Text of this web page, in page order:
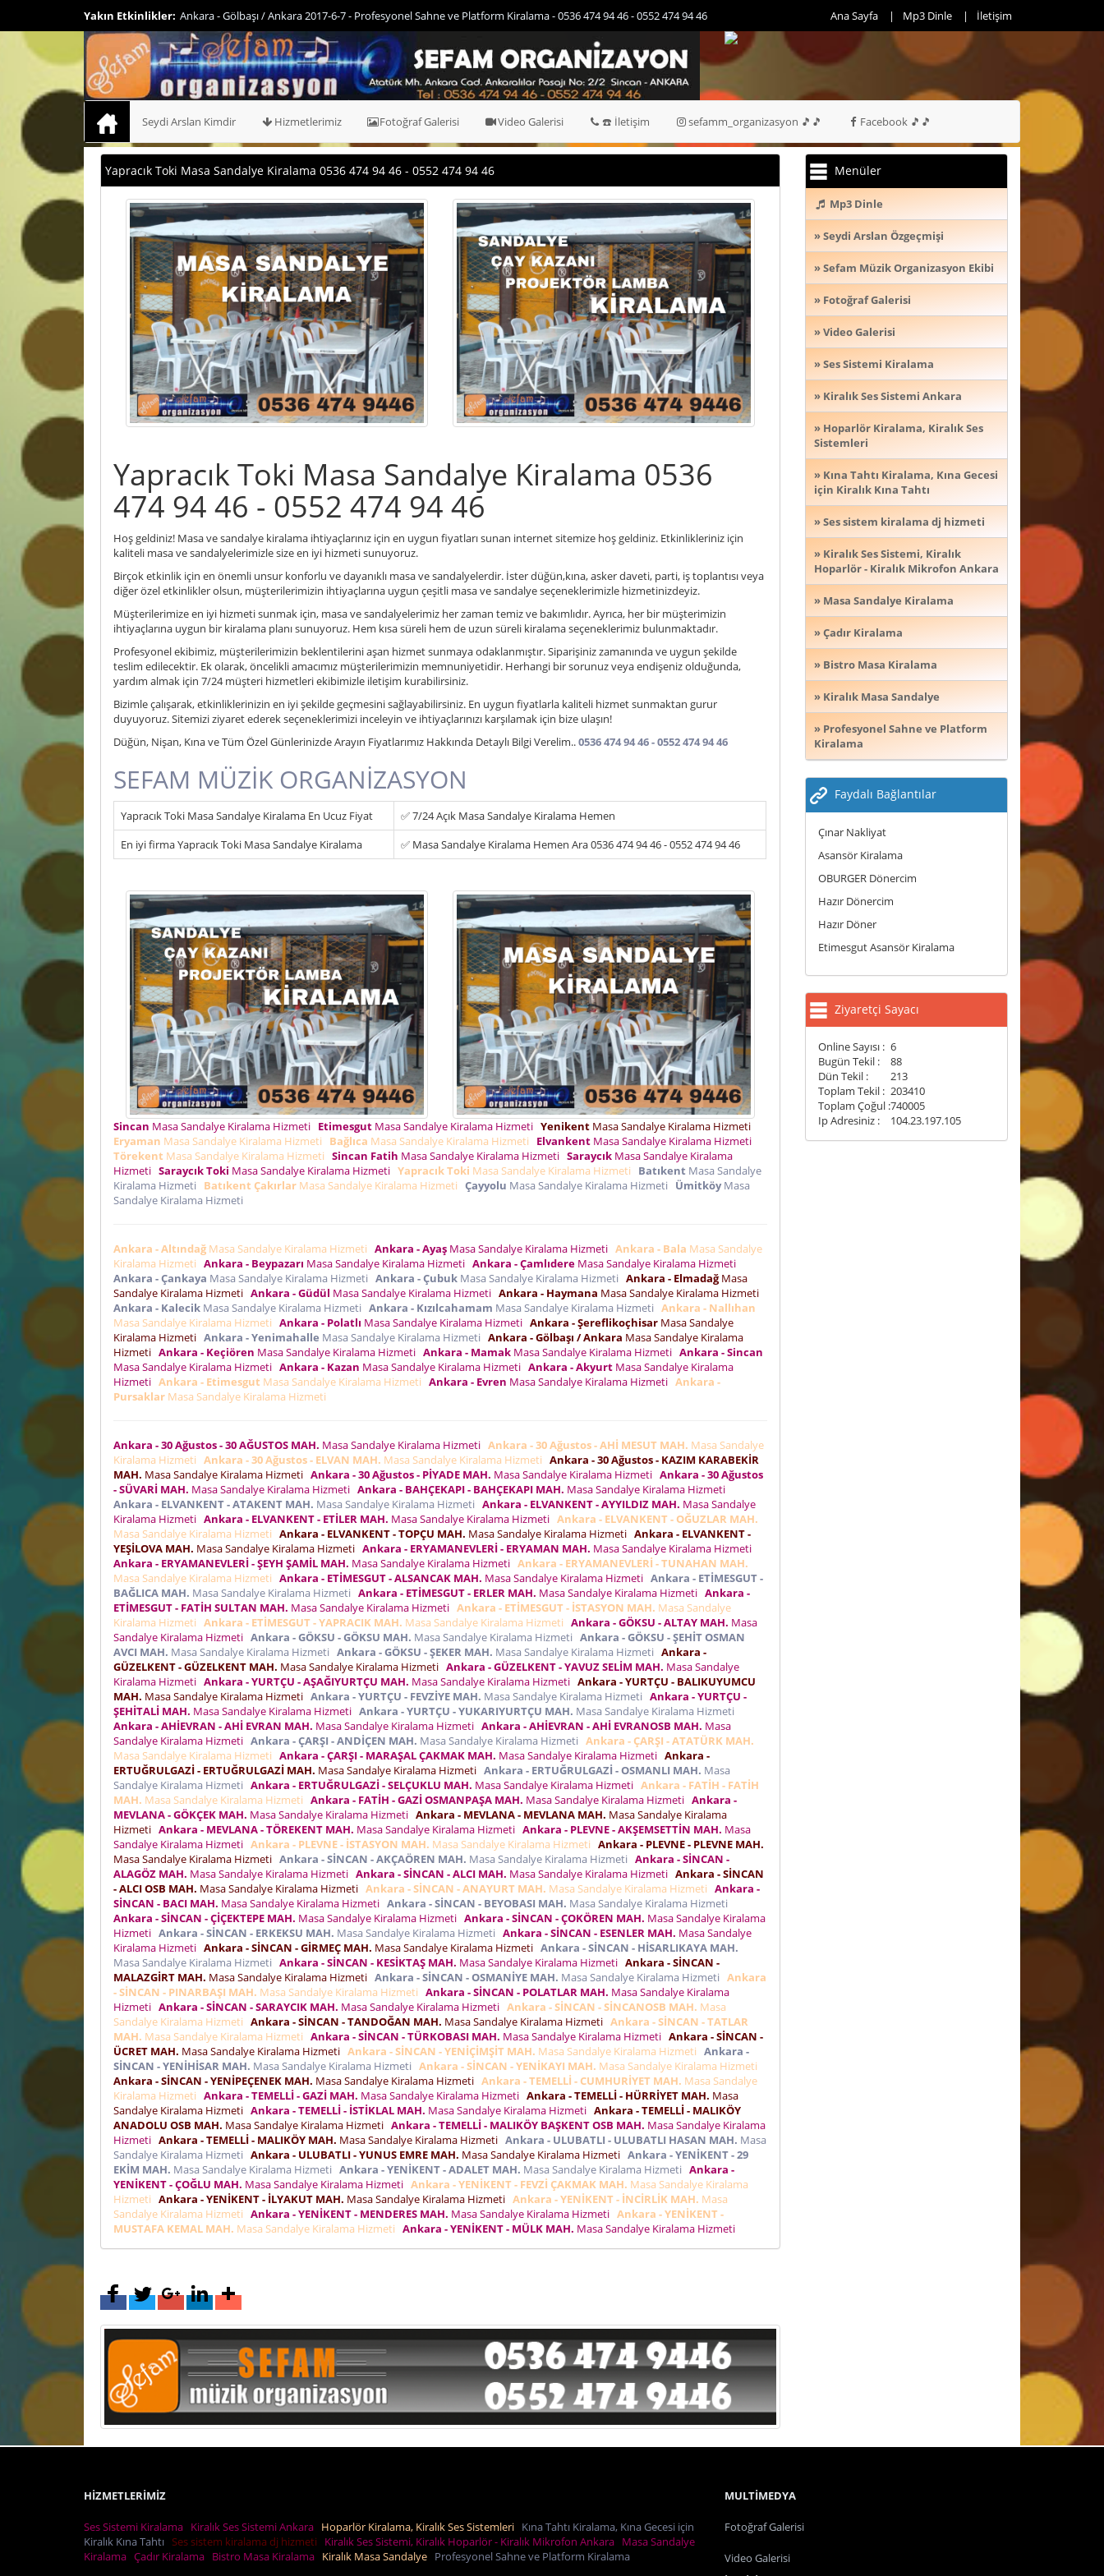
Yakın Etkinlikler: Ankara - Etimesgut 2017-8-6 - Profesyonel Sahne ve Platform Kiralama - 0536 474 94 46 - 0552 474 94 46 Ana Sayfa Mp3 Dinle İletişim
Seydi Arslan Kimdir Hizmetlerimiz Fotoğraf Galerisi Video Galerisi ☎️ İletişim sefamm_organizasyon 🎵🎵 Facebook 🎵🎵
Yapracık Toki Masa Sandalye Kiralama 0536 474 94 46 - 0552 474 94 46
Yapracık Toki Masa Sandalye Kiralama 0536
474 94 46 - 0552 474 94 46
Hoş geldiniz! Masa ve sandalye kiralama ihtiyaçlarınız için en uygun fiyatları sunan internet sitemize hoş geldiniz. Etkinlikleriniz için
kaliteli masa ve sandalyelerimizle size en iyi hizmeti sunuyoruz.
Birçok etkinlik için en önemli unsur konforlu ve dayanıklı masa ve sandalyelerdir. İster düğün,kına, asker daveti, parti, iş toplantısı veya
diğer özel etkinlikler olsun, müşterilerimizin ihtiyaçlarına uygun çeşitli masa ve sandalye seçeneklerimizle hizmetinizdeyiz.
Müşterilerimize en iyi hizmeti sunmak için, masa ve sandalyelerimiz her zaman temiz ve bakımlıdır. Ayrıca, her bir müşterimizin
ihtiyaçlarına uygun bir kiralama planı sunuyoruz. Hem kısa süreli hem de uzun süreli kiralama seçeneklerimiz bulunmaktadır.
Profesyonel ekibimiz, müşterilerimizin beklentilerini aşan hizmet sunmaya odaklanmıştır. Siparişiniz zamanında ve uygun şekilde
teslim edilecektir. Ek olarak, öncelikli amacımız müşterilerimizin memnuniyetidir. Herhangi bir sorunuz veya endişeniz olduğunda,
yardım almak için 7/24 müşteri hizmetleri ekibimizle iletişim kurabilirsiniz.
Bizimle çalışarak, etkinliklerinizin en iyi şekilde geçmesini sağlayabilirsiniz. En uygun fiyatlarla kaliteli hizmet sunmaktan gurur
duyuyoruz. Sitemizi ziyaret ederek seçeneklerimizi inceleyin ve ihtiyaçlarınızı karşılamak için bize ulaşın!
Düğün, Nişan, Kına ve Tüm Özel Günlerinizde Arayın Fiyatlarımız Hakkında Detaylı Bilgi Verelim..0536 474 94 46 - 0552 474 94 46
SEFAM MÜZİK ORGANİZASYON
Yapracık Toki Masa Sandalye Kiralama En Ucuz Fiyat
✅ 7/24 Açık Masa Sandalye Kiralama Hemen
En iyi firma Yapracık Toki Masa Sandalye Kiralama
✅ Masa Sandalye Kiralama Hemen Ara 0536 474 94 46 - 0552 474 94 46
Sincan Masa Sandalye Kiralama Hizmeti Etimesgut Masa Sandalye Kiralama Hizmeti Yenikent Masa Sandalye Kiralama Hizmeti
Eryaman Masa Sandalye Kiralama Hizmeti Bağlıca Masa Sandalye Kiralama Hizmeti Elvankent Masa Sandalye Kiralama Hizmeti
Törekent Masa Sandalye Kiralama Hizmeti Sincan Fatih Masa Sandalye Kiralama Hizmeti Saraycık Masa Sandalye Kiralama
Hizmeti Saraycık Toki Masa Sandalye Kiralama Hizmeti Yapracık Toki Masa Sandalye Kiralama Hizmeti Batıkent Masa Sandalye
Kiralama Hizmeti
Batıkent Çakırlar Masa Sandalye Kiralama Hizmeti Çayyolu Masa Sandalye Kiralama Hizmeti ÜmitköyMasa
Sandalye Kiralama Hizmeti
Ankara - Altındağ Masa Sandalye Kiralama Hizmeti Ankara - Ayaş Masa Sandalye Kiralama Hizmeti Ankara - Bala Masa Sandalye
Kiralama Hizmeti Ankara - Beypazarı Masa Sandalye Kiralama Hizmeti Ankara - Çamlıdere Masa Sandalye Kiralama Hizmeti
Ankara - Çankaya Masa Sandalye Kiralama Hizmeti Ankara - Çubuk Masa Sandalye Kiralama Hizmeti Ankara - ElmadağMasa
Sandalye Kiralama Hizmeti Ankara - Güdül Masa Sandalye Kiralama Hizmeti Ankara - Haymana Masa Sandalye Kiralama Hizmeti
Ankara - Kalecik Masa Sandalye Kiralama Hizmeti Ankara - Kızılcahamam Masa Sandalye Kiralama Hizmeti Ankara - Nallıhan
Masa Sandalye Kiralama Hizmeti Ankara - Polatlı Masa Sandalye Kiralama Hizmeti Ankara - Şereflikoçhisar Masa Sandalye
Kiralama Hizmeti Ankara - Yenimahalle Masa Sandalye Kiralama Hizmeti Ankara - Gölbaşı / Ankara Masa Sandalye Kiralama
Hizmeti Ankara - Keçiören Masa Sandalye Kiralama Hizmeti Ankara - Mamak Masa Sandalye Kiralama Hizmeti Ankara - Sincan
Masa Sandalye Kiralama Hizmeti Ankara - Kazan Masa Sandalye Kiralama Hizmeti Ankara - Akyurt Masa Sandalye Kiralama
Hizmeti Ankara - Etimesgut Masa Sandalye Kiralama Hizmeti Ankara - Evren Masa Sandalye Kiralama Hizmeti Ankara -
Pursaklar Masa Sandalye Kiralama Hizmeti
Ankara - 30 Ağustos - 30 AĞUSTOS MAH. Masa Sandalye Kiralama Hizmeti Ankara - 30 Ağustos - AHİ MESUT MAH. Masa Sandalye
Kiralama Hizmeti Ankara - 30 Ağustos - ELVAN MAH. Masa Sandalye Kiralama Hizmeti Ankara - 30 Ağustos - KAZIM KARABEKİR
MAH. Masa Sandalye Kiralama Hizmeti Ankara - 30 Ağustos - PİYADE MAH. Masa Sandalye Kiralama Hizmeti Ankara - 30 Ağustos
- SÜVARİ MAH. Masa Sandalye Kiralama Hizmeti Ankara - BAHÇEKAPI - BAHÇEKAPI MAH. Masa Sandalye Kiralama Hizmeti
Ankara - ELVANKENT - ATAKENT MAH. Masa Sandalye Kiralama Hizmeti Ankara - ELVANKENT - AYYILDIZ MAH. Masa Sandalye
Kiralama Hizmeti Ankara - ELVANKENT - ETİLER MAH. Masa Sandalye Kiralama Hizmeti Ankara - ELVANKENT - OĞUZLAR MAH.
Masa Sandalye Kiralama Hizmeti Ankara - ELVANKENT - TOPÇU MAH. Masa Sandalye Kiralama Hizmeti Ankara - ELVANKENT -
YEŞİLOVA MAH. Masa Sandalye Kiralama Hizmeti Ankara - ERYAMANEVLERİ - ERYAMAN MAH. Masa Sandalye Kiralama Hizmeti
Ankara - ERYAMANEVLERİ - ŞEYH ŞAMİL MAH. Masa Sandalye Kiralama Hizmeti Ankara - ERYAMANEVLERİ - TUNAHAN MAH.
Masa Sandalye Kiralama Hizmeti Ankara - ETİMESGUT - ALSANCAK MAH. Masa Sandalye Kiralama Hizmeti Ankara - ETİMESGUT -
BAĞLICA MAH. Masa Sandalye Kiralama Hizmeti Ankara - ETİMESGUT - ERLER MAH. Masa Sandalye Kiralama Hizmeti Ankara -
ETİMESGUT - FATİH SULTAN MAH. Masa Sandalye Kiralama Hizmeti Ankara - ETİMESGUT - İSTASYON MAH. Masa Sandalye
Kiralama Hizmeti Ankara - ETİMESGUT - YAPRACIK MAH. Masa Sandalye Kiralama Hizmeti Ankara - GÖKSU - ALTAY MAH. Masa
Sandalye Kiralama Hizmeti Ankara - GÖKSU - GÖKSU MAH. Masa Sandalye Kiralama Hizmeti Ankara - GÖKSU - ŞEHİT OSMAN
AVCI MAH. Masa Sandalye Kiralama Hizmeti Ankara - GÖKSU - ŞEKER MAH. Masa Sandalye Kiralama Hizmeti Ankara -
GÜZELKENT - GÜZELKENT MAH. Masa Sandalye Kiralama Hizmeti Ankara - GÜZELKENT - YAVUZ SELİM MAH. Masa Sandalye
Kiralama Hizmeti Ankara - YURTÇU - AŞAĞIYURTÇU MAH. Masa Sandalye Kiralama Hizmeti Ankara - YURTÇU - BALIKUYUMCU
MAH. Masa Sandalye Kiralama Hizmeti Ankara - YURTÇU - FEVZİYE MAH. Masa Sandalye Kiralama Hizmeti Ankara - YURTÇU -
ŞEHİTALİ MAH. Masa Sandalye Kiralama Hizmeti Ankara - YURTÇU - YUKARIYURTÇU MAH. Masa Sandalye Kiralama Hizmeti
Ankara - AHİEVRAN - AHİ EVRAN MAH. Masa Sandalye Kiralama Hizmeti Ankara - AHİEVRAN - AHİ EVRANOSB MAH. Masa
Sandalye Kiralama Hizmeti Ankara - ÇARŞI - ANDİÇEN MAH. Masa Sandalye Kiralama Hizmeti Ankara - ÇARŞI - ATATÜRK MAH.
Masa Sandalye Kiralama Hizmeti Ankara - ÇARŞI - MARAŞAL ÇAKMAK MAH. Masa Sandalye Kiralama Hizmeti Ankara -
ERTUĞRULGAZİ - ERTUĞRULGAZİ MAH. Masa Sandalye Kiralama Hizmeti Ankara - ERTUĞRULGAZİ - OSMANLI MAH. Masa
Sandalye Kiralama Hizmeti Ankara - ERTUĞRULGAZİ - SELÇUKLU MAH. Masa Sandalye Kiralama Hizmeti Ankara - FATİH - FATİH
MAH. Masa Sandalye Kiralama Hizmeti Ankara - FATİH - GAZİ OSMANPAŞA MAH. Masa Sandalye Kiralama Hizmeti Ankara -
MEVLANA - GÖKÇEK MAH. Masa Sandalye Kiralama Hizmeti Ankara - MEVLANA - MEVLANA MAH. Masa Sandalye Kiralama
Hizmeti Ankara - MEVLANA - TÖREKENT MAH. Masa Sandalye Kiralama Hizmeti Ankara - PLEVNE - AKŞEMSETTİN MAH. Masa
Sandalye Kiralama Hizmeti Ankara - PLEVNE - İSTASYON MAH. Masa Sandalye Kiralama Hizmeti Ankara - PLEVNE - PLEVNE MAH.
Masa Sandalye Kiralama Hizmeti Ankara - SİNCAN - AKÇAÖREN MAH. Masa Sandalye Kiralama Hizmeti Ankara - SİNCAN -
ALAGÖZ MAH. Masa Sandalye Kiralama Hizmeti Ankara - SİNCAN - ALCI MAH. Masa Sandalye Kiralama Hizmeti Ankara - SİNCAN
- ALCI OSB MAH. Masa Sandalye Kiralama Hizmeti Ankara - SİNCAN - ANAYURT MAH. Masa Sandalye Kiralama Hizmeti Ankara -
SİNCAN - BACI MAH. Masa Sandalye Kiralama Hizmeti Ankara - SİNCAN - BEYOBASI MAH. Masa Sandalye Kiralama Hizmeti
Ankara - SİNCAN - ÇİÇEKTEPE MAH. Masa Sandalye Kiralama Hizmeti Ankara - SİNCAN - ÇOKÖREN MAH. Masa Sandalye Kiralama
Hizmeti Ankara - SİNCAN - ERKEKSU MAH. Masa Sandalye Kiralama Hizmeti Ankara - SİNCAN - ESENLER MAH. Masa Sandalye
Kiralama Hizmeti Ankara - SİNCAN - GİRMEÇ MAH. Masa Sandalye Kiralama Hizmeti Ankara - SİNCAN - HİSARLIKAYA MAH.
Masa Sandalye Kiralama Hizmeti Ankara - SİNCAN - KESİKTAŞ MAH. Masa Sandalye Kiralama Hizmeti Ankara - SİNCAN -
MALAZGİRT MAH. Masa Sandalye Kiralama Hizmeti Ankara - SİNCAN - OSMANİYE MAH. Masa Sandalye Kiralama Hizmeti Ankara
- SİNCAN - PINARBAŞI MAH. Masa Sandalye Kiralama Hizmeti Ankara - SİNCAN - POLATLAR MAH. Masa Sandalye Kiralama
Hizmeti Ankara - SİNCAN - SARAYCIK MAH. Masa Sandalye Kiralama Hizmeti Ankara - SİNCAN - SİNCANOSB MAH. Masa
Sandalye Kiralama Hizmeti Ankara - SİNCAN - TANDOĞAN MAH. Masa Sandalye Kiralama Hizmeti Ankara - SİNCAN - TATLAR
MAH. Masa Sandalye Kiralama Hizmeti Ankara - SİNCAN - TÜRKOBASI MAH. Masa Sandalye Kiralama Hizmeti Ankara - SİNCAN -
ÜCRET MAH. Masa Sandalye Kiralama Hizmeti Ankara - SİNCAN - YENİÇİMŞİT MAH. Masa Sandalye Kiralama Hizmeti Ankara -
SİNCAN - YENİHİSAR MAH. Masa Sandalye Kiralama Hizmeti Ankara - SİNCAN - YENİKAYI MAH. Masa Sandalye Kiralama Hizmeti
Ankara - SİNCAN - YENİPEÇENEK MAH. Masa Sandalye Kiralama Hizmeti Ankara - TEMELLİ - CUMHURİYET MAH. Masa Sandalye
Kiralama Hizmeti Ankara - TEMELLİ - GAZİ MAH. Masa Sandalye Kiralama Hizmeti Ankara - TEMELLİ - HÜRRİYET MAH. Masa
Sandalye Kiralama Hizmeti Ankara - TEMELLİ - İSTİKLAL MAH. Masa Sandalye Kiralama Hizmeti Ankara - TEMELLİ - MALIKÖY
ANADOLU OSB MAH. Masa Sandalye Kiralama Hizmeti Ankara - TEMELLİ - MALIKÖY BAŞKENT OSB MAH. Masa Sandalye Kiralama
Hizmeti Ankara - TEMELLİ - MALIKÖY MAH. Masa Sandalye Kiralama Hizmeti Ankara - ULUBATLI - ULUBATLI HASAN MAH. Masa
Sandalye Kiralama Hizmeti Ankara - ULUBATLI - YUNUS EMRE MAH. Masa Sandalye Kiralama Hizmeti Ankara - YENİKENT - 29
EKİM MAH. Masa Sandalye Kiralama Hizmeti Ankara - YENİKENT - ADALET MAH. Masa Sandalye Kiralama Hizmeti Ankara -
YENİKENT - ÇOĞLU MAH. Masa Sandalye Kiralama Hizmeti Ankara - YENİKENT - FEVZİ ÇAKMAK MAH. Masa Sandalye Kiralama
Hizmeti Ankara - YENİKENT - İLYAKUT MAH. Masa Sandalye Kiralama Hizmeti Ankara - YENİKENT - İNCİRLİK MAH. Masa
Sandalye Kiralama Hizmeti Ankara - YENİKENT - MENDERES MAH. Masa Sandalye Kiralama Hizmeti Ankara - YENİKENT -
MUSTAFA KEMAL MAH. Masa Sandalye Kiralama Hizmeti Ankara - YENİKENT - MÜLK MAH. Masa Sandalye Kiralama Hizmeti
Menüler
Mp3 Dinle
» Seydi Arslan Özgeçmişi
» Sefam Müzik Organizasyon Ekibi
» Fotoğraf Galerisi
» Video Galerisi
» Ses Sistemi Kiralama
» Kiralık Ses Sistemi Ankara
» Hoparlör Kiralama, Kiralık Ses
Sistemleri
» Kına Tahtı Kiralama, Kına Gecesi
için Kiralık Kına Tahtı
» Ses sistem kiralama dj hizmeti
» Kiralık Ses Sistemi, Kiralık
Hoparlör - Kiralık Mikrofon Ankara
» Masa Sandalye Kiralama
» Çadır Kiralama
» Bistro Masa Kiralama
» Kiralık Masa Sandalye
» Profesyonel Sahne ve Platform
Kiralama
Faydalı Bağlantılar
Çınar Nakliyat
Asansör Kiralama
OBURGER Dönercim
Hazır Dönercim
Hazır Döner
Etimesgut Asansör Kiralama
Ziyaretçi Sayacı
Online Sayısı : 6
Bugün Tekil :
88
Dün Tekil :
213
Toplam Tekil : 203410
Toplam Çoğul :740005
Ip Adresiniz :
104.23.197.105
HİZMETLERİMİZ
Ses Sistemi Kiralama Kiralık Ses Sistemi Ankara Hoparlör Kiralama, Kiralık Ses Sistemleri Kına Tahtı Kiralama, Kına Gecesi için
Kiralık Kına Tahtı Ses sistem kiralama dj hizmeti Kiralık Ses Sistemi, Kiralık Hoparlör - Kiralık Mikrofon Ankara Masa Sandalye
Kiralama Çadır Kiralama Bistro Masa Kiralama Kiralık Masa Sandalye Profesyonel Sahne ve Platform Kiralama
MULTİMEDYA
Fotoğraf Galerisi
Video Galerisi